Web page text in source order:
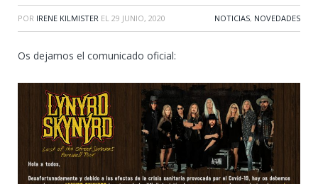
POR IRENE KILMISTER EL 29 JUNIO, 2020 NOTICIAS, NOVEDADES
Os dejamos el comunicado oficial: